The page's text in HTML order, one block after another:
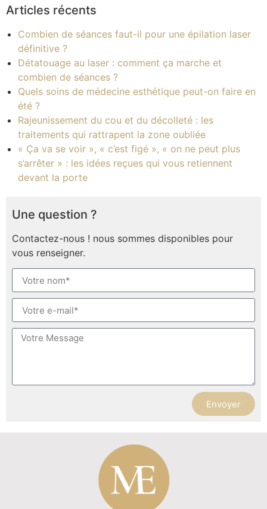
Articles récents
Combien de séances faut-il pour une épilation laser
définitive ?
Détatouage au laser : comment ça marche et
combien de séances ?
Quels soins de médecine esthétique peut-on faire en
été ?
Rajeunissement du cou et du décolleté : les
traitements qui rattrapent la zone oubliée
« Ça va se voir », « c’est figé », « on ne peut plus
s’arrêter » : les idées reçues qui vous retiennent
devant la porte
Une question ?
Contactez-nous ! nous sommes disponibles pour
vous renseigner.
Envoyer